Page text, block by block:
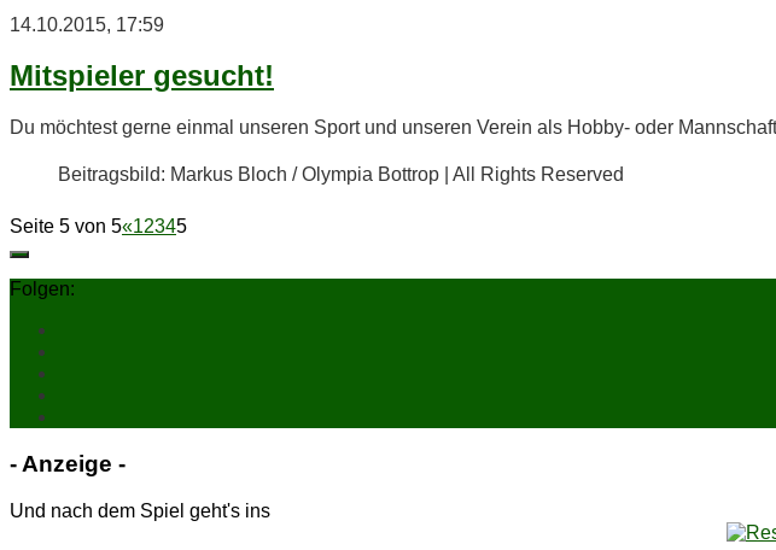
14.10.2015, 17:59
Mit­spie­ler gesucht!
Du möch­test ger­ne ein­mal un­se­ren Sport und un­se­ren Ver­ein als Hob­by- oder
Bei­trags­bild: Mar­kus Bloch / Olym­pia Bot­trop | All Rights Reserved
Seite 5 von 5«12345
Folgen:
- An­zei­ge -
Und nach dem Spiel geht's ins